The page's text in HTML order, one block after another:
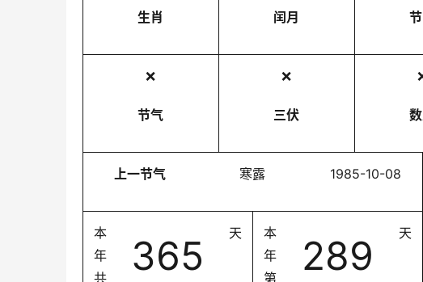
生肖 闰月
❌
节气
❌
三伏
上一节气 寒露 1985-10-08
本
年
共
365 天
本
年
第
289 天